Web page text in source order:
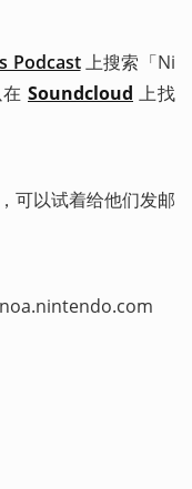
Podcast 上搜索「Ni
Soundcloud 上找
可以试着给他们发邮